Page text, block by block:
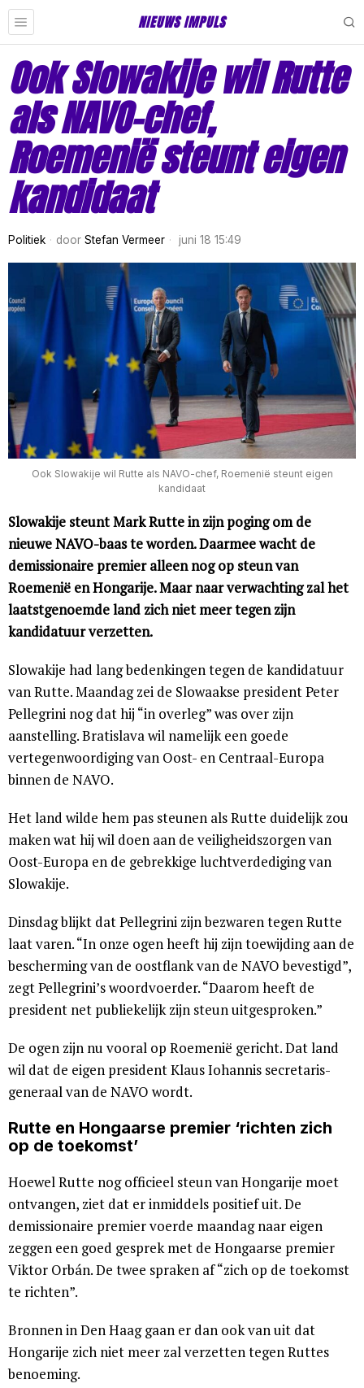
NIEUWS IMPULS
Ook Slowakije wil Rutte
als NAVO-chef,
Roemenië steunt eigen
kandidaat
Politiek door Stefan Vermeer juni 18 15:49
Ook Slowakije wil Rutte als NAVO-chef, Roemenië steunt eigen
kandidaat
Slowakije steunt Mark Rutte in zijn poging om de
nieuwe NAVO-baas te worden. Daarmee wacht de
demissionaire premier alleen nog op steun van
Roemenië en Hongarije. Maar naar verwachting zal het
laatstgenoemde land zich niet meer tegen zijn
kandidatuur verzetten.
Slowakije had lang bedenkingen tegen de kandidatuur
van Rutte. Maandag zei de Slowaakse president Peter
Pellegrini nog dat hij “in overleg” was over zijn
aanstelling. Bratislava wil namelijk een goede
vertegenwoordiging van Oost- en Centraal-Europa
binnen de NAVO.
Het land wilde hem pas steunen als Rutte duidelijk zou
maken wat hij wil doen aan de veiligheidszorgen van
Oost-Europa en de gebrekkige luchtverdediging van
Slowakije.
Dinsdag blijkt dat Pellegrini zijn bezwaren tegen Rutte
laat varen. “In onze ogen heeft hij zijn toewijding aan de
bescherming van de oostflank van de NAVO bevestigd”,
zegt Pellegrini’s woordvoerder. “Daarom heeft de
president net publiekelijk zijn steun uitgesproken.”
De ogen zijn nu vooral op Roemenië gericht. Dat land
wil dat de eigen president Klaus Iohannis secretaris-
generaal van de NAVO wordt.
Rutte en Hongaarse premier ‘richten zich
op de toekomst’
Hoewel Rutte nog officieel steun van Hongarije moet
ontvangen, ziet dat er inmiddels positief uit. De
demissionaire premier voerde maandag naar eigen
zeggen een goed gesprek met de Hongaarse premier
Viktor Orbán. De twee spraken af “zich op de toekomst
te richten”.
Bronnen in Den Haag gaan er dan ook van uit dat
Hongarije zich niet meer zal verzetten tegen Ruttes
benoeming.